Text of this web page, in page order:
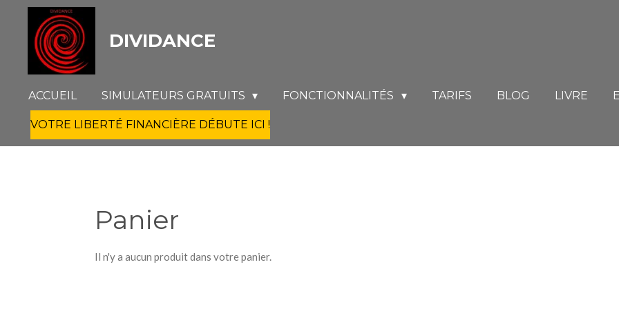
contenu
principal
DIVIDANCE
ACCUEIL SIMULATEURS GRATUITS FONCTIONNALITÉS TARIFS BLOG LIVRE
VOTRE LIBERTÉ FINANCIÈRE DÉBUTE ICI !
Panier
Il n'y a aucun produit dans votre panier.